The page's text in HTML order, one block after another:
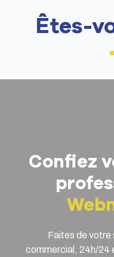
Êtes-
Confiez
Faites de votre
commercial, 24h/24